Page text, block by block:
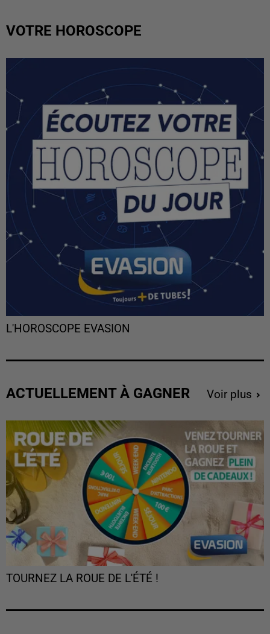
VOTRE HOROSCOPE
L'HOROSCOPE EVASION
ACTUELLEMENT À GAGNER Voir plus
TOURNEZ LA ROUE DE L'ÉTÉ !